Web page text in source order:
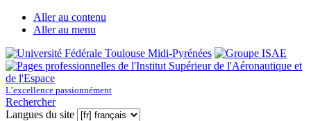
Aller au contenu
Aller au menu
L’excellence passionnément
Rechercher
Langues du site